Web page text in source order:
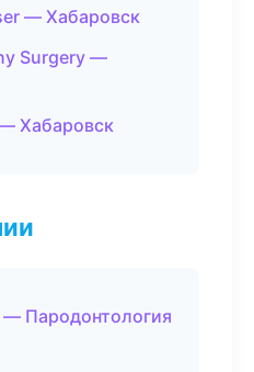
— Хабаровск
Surgery —
Хабаровск
Пародонтология